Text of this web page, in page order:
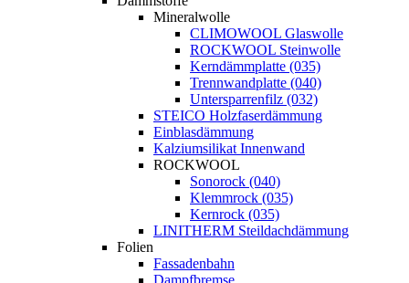
Mineralwolle
CLIMOWOOL Glaswolle
ROCKWOOL Steinwolle
Kerndämmplatte (035)
Trennwandplatte (040)
Untersparrenfilz (032)
STEICO Holzfaserdämmung
Einblasdämmung
Kalziumsilikat Innenwand
ROCKWOOL
Sonorock (040)
Klemmrock (035)
Kernrock (035)
LINITHERM Steildachdämmung
Folien
Fassadenbahn
Dampfbremse